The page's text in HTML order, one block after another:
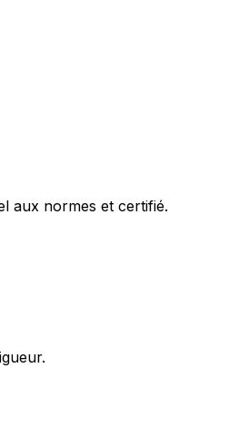
aux normes et certifié.